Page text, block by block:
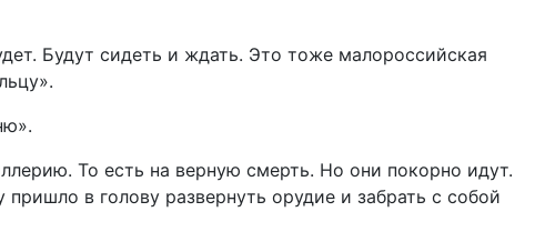
Будут сидеть и ждать. Это тоже малороссийская
То есть на верную смерть. Но они покорно идут.
в голову развернуть орудие и забрать с собой